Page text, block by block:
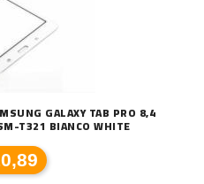
GALAXY TAB PRO 8,4
T321 BIANCO WHITE